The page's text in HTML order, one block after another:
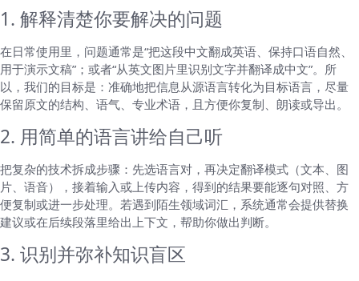
1. 解释清楚你要解决的问题
在日常使用里，问题通常是“把这段中文翻成英语、保持口语自然、
用于演示文稿”；或者“从英文图片里识别文字并翻译成中文”。所
以，我们的目标是：准确地把信息从源语言转化为目标语言，尽量
保留原文的结构、语气、专业术语，且方便你复制、朗读或导出。
2. 用简单的语言讲给自己听
把复杂的技术拆成步骤：先选语言对，再决定翻译模式（文本、图
片、语音），接着输入或上传内容，得到的结果要能逐句对照、方
便复制或进一步处理。若遇到陌生领域词汇，系统通常会提供替换
建议或在后续段落里给出上下文，帮助你做出判断。
3. 识别并弥补知识盲区